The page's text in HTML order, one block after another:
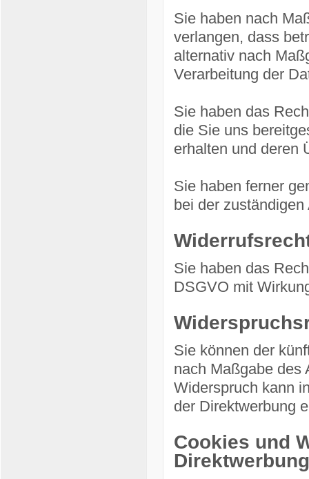
Sie haben nach
verlangen, dass
alternativ nach
Verarbeitung der
Sie haben das
die Sie uns
erhalten und deren
Sie haben ferner
bei der
Sie haben das
DSGVO mit
Sie können der
nach Maßgabe des
Widerspruch kann
der Direktwerbung
Cookies und
Direktwerbung